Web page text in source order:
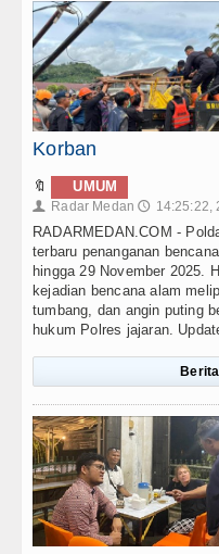
Korban
🔖 UMUM
👤 Radar Medan 🕔 14:25:22,
RADARMEDAN.COM -
terbaru penanganan
hingga 29 November 2025.
kejadian bencana alam
tumbang, dan angin puting
hukum Polres jajaran.